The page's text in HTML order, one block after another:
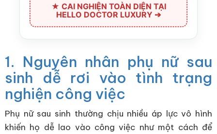
★ CAI NGHIỆN TOÀN DIỆN TẠI
HELLO DOCTOR LUXURY ➔
1. Nguyên nhân phụ nữ sau
sinh dễ rơi vào tình trạng
nghiện công việc
Phụ nữ sau sinh thường chịu nhiều áp lực vô hình
khiến họ dễ lao vào công việc như một cách để